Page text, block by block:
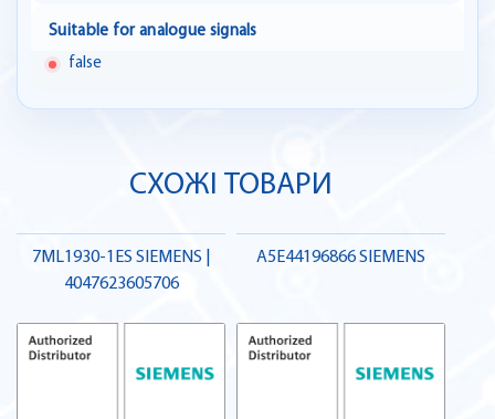
Suitable for analogue signals
false
СХОЖІ ТОВАРИ
7ML1930-1ES SIEMENS |
4047623605706
A5E44196866 SIEMENS